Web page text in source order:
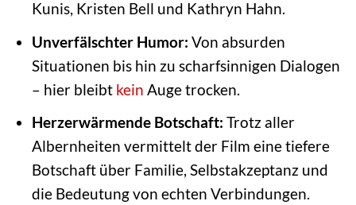
Kunis, Kristen Bell und Kathryn Hahn.
Unverfälschter Humor: Von absurden
Situationen bis hin zu scharfsinnigen Dialogen
– hier bleibt kein Auge trocken.
Herzerwärmende Botschaft: Trotz aller
Albernheiten vermittelt der Film eine tiefere
Botschaft über Familie, Selbstakzeptanz und
die Bedeutung von echten Verbindungen.